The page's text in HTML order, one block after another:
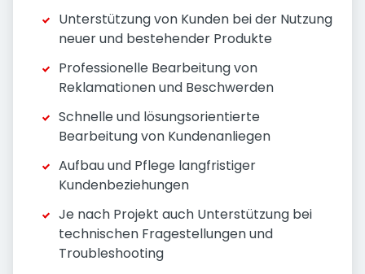
Unterstützung von Kunden bei der Nutzung
neuer und bestehender Produkte
Professionelle Bearbeitung von
Reklamationen und Beschwerden
Schnelle und lösungsorientierte
Bearbeitung von Kundenanliegen
Aufbau und Pflege langfristiger
Kundenbeziehungen
Je nach Projekt auch Unterstützung bei
technischen Fragestellungen und
Troubleshooting